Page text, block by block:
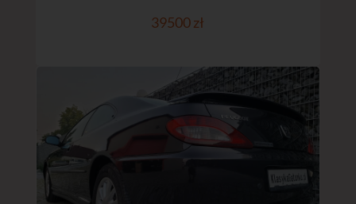
39500 zł